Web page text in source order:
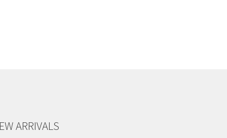
ARRIVALS